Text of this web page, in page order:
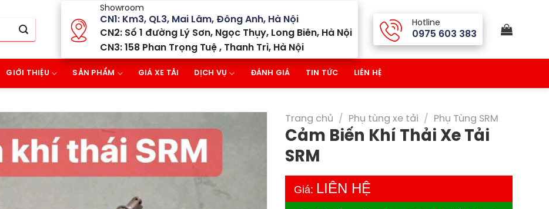
Showroom
CN1: Km3, QL3, Mai Lâm, Đông Anh, Hà Nội
CN2: Số 1 đường Lý Sơn, Ngọc Thụy, Long Biên, Hà Nội
CN3: 158 Phan Trọng Tuệ , Thanh Trì, Hà Nội
Hotline
0975 603 383
GIỚI THIỆU SẢN PHẨM GIÁ XE TẢI DỊCH VỤ ĐÁNH GIÁ TIN TỨC LIÊN HỆ
Trang chủ / Phụ tùng xe tải / Phụ Tùng SRM
Cảm Biến Khí Thải Xe Tải
SRM
Giá: LIÊN HỆ